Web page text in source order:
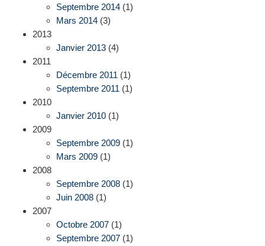
Septembre 2014 (1)
Mars 2014 (3)
2013
Janvier 2013 (4)
2011
Décembre 2011 (1)
Septembre 2011 (1)
2010
Janvier 2010 (1)
2009
Septembre 2009 (1)
Mars 2009 (1)
2008
Septembre 2008 (1)
Juin 2008 (1)
2007
Octobre 2007 (1)
Septembre 2007 (1)